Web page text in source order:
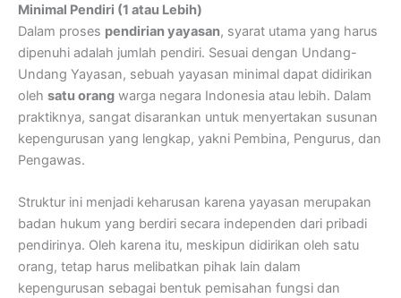
Minimal Pendiri (1 atau Lebih)
Dalam proses pendirian yayasan, syarat utama yang harus
dipenuhi adalah jumlah pendiri. Sesuai dengan Undang-
Undang Yayasan, sebuah yayasan minimal dapat didirikan
oleh satu orang warga negara Indonesia atau lebih. Dalam
praktiknya, sangat disarankan untuk menyertakan susunan
kepengurusan yang lengkap, yakni Pembina, Pengurus, dan
Pengawas.
Struktur ini menjadi keharusan karena yayasan merupakan
badan hukum yang berdiri secara independen dari pribadi
pendirinya. Oleh karena itu, meskipun didirikan oleh satu
orang, tetap harus melibatkan pihak lain dalam
kepengurusan sebagai bentuk pemisahan fungsi dan